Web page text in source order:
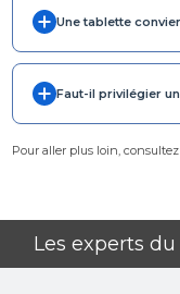
Une tablette
Faut-il privilégier
Pour aller plus loin,
Les experts du